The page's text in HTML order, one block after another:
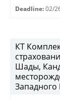
Deadline: 02/
КТ
Шады,
Западного